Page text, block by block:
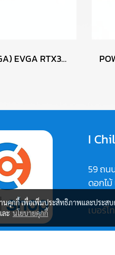
การ์ดจอ (VGA) EVGA RTX3060TI 8GB 3F FTW3 ULTRA P16563
I
59 ถน
ดอกไม้
เบอร์โ
นคุกกี้ เพื่อเพิ่มประสิทธิภาพและประส
ละนโยบายคุกกี้